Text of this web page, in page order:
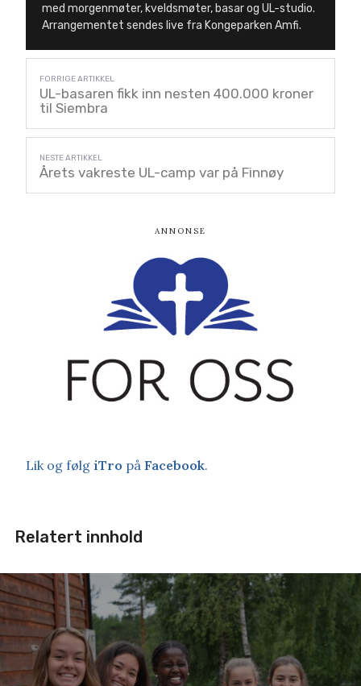
med morgenmøter, kveldsmøter, basar og UL-studio.
Arrangementet sendes live fra Kongeparken Amfi.
UL-basaren fikk inn nesten 400.000 kroner
til Siembra
Årets vakreste UL-camp var på Finnøy
Lik og følg iTro på Facebook.
Relatert innhold